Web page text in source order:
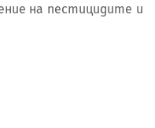
на пестицидите и